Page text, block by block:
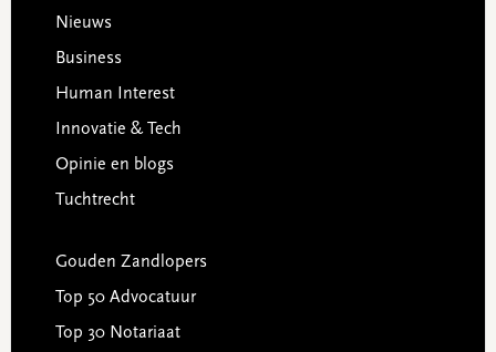
Footer
Nieuws
Business
Human Interest
Innovatie & Tech
Opinie en blogs
Tuchtrecht
Gouden Zandlopers
Top 50 Advocatuur
Top 30 Notariaat